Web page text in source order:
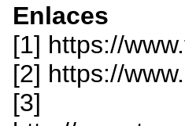
Enlaces
[1] https://
[2] https://
[3]